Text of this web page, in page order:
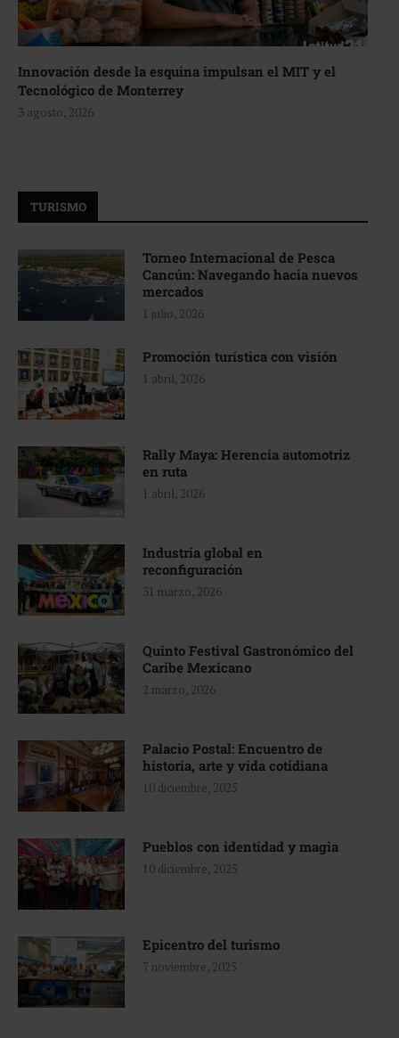
Innovación desde la esquina impulsan el MIT y el
Tecnológico de Monterrey
3 agosto, 2026
TURISMO
Torneo Internacional de Pesca
Cancún: Navegando hacia nuevos
mercados
1 julio, 2026
Promoción turística con visión
1 abril, 2026
Rally Maya: Herencia automotriz
en ruta
1 abril, 2026
Industria global en
reconfiguración
31 marzo, 2026
Quinto Festival Gastronómico del
Caribe Mexicano
2 marzo, 2026
Palacio Postal: Encuentro de
historia, arte y vida cotidiana
10 diciembre, 2025
Pueblos con identidad y magia
10 diciembre, 2025
Epicentro del turismo
7 noviembre, 2025